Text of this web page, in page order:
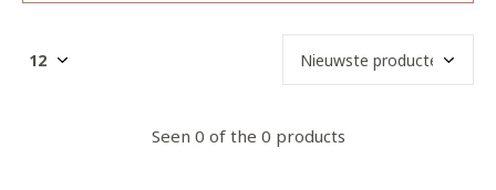
Seen 0 of the 0 products